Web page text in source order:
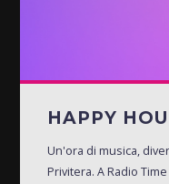
HAPPY
Un'ora di musica,
Privitera. A Radio